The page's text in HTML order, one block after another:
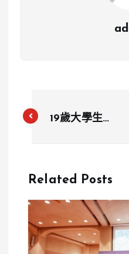
19歲大學生震
年輕會長引爆
Related Posts